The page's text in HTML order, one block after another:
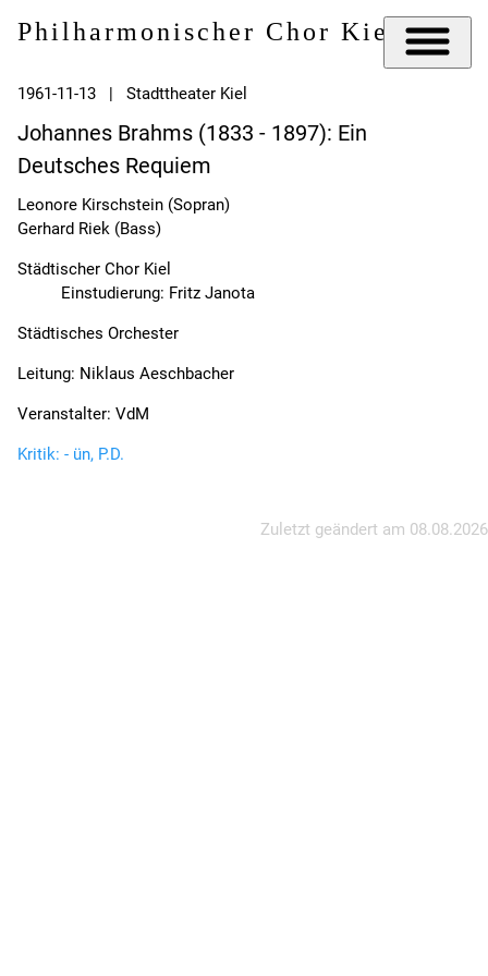
Philharmonischer Chor Kiel e.V.
1961-11-13 | Stadttheater Kiel
Johannes Brahms (1833 - 1897): Ein
Deutsches Requiem
Leonore Kirschstein (Sopran)
Gerhard Riek (Bass)
Städtischer Chor Kiel
Einstudierung: Fritz Janota
Städtisches Orchester
Leitung: Niklaus Aeschbacher
Veranstalter: VdM
Kritik: - ün, P.D.
Zuletzt geändert am 08.08.2026